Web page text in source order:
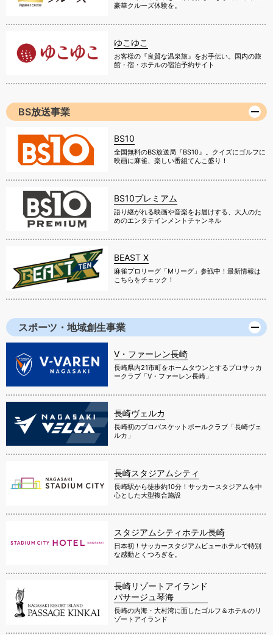
豪華クルーズ体験を。
ゆこゆこ
お客様の『良質な温泉旅』をお手伝い。国内の旅
館・宿・ホテルの宿泊予約サイト
BS放送事業
BS10
全国無料のBS放送局『BS10』。クイズにゴルフに
映画に麻雀、楽しい番組てんこ盛り！
BS10プレミアム
語り継がれる映画や音楽をお届けする、大人のた
めのエンタテインメントチャンネル
BEAST X
麻雀プロリーグ「Mリーグ」参戦中！最新情報は
こちらをチェック！
スポーツ・地域創生事業
V・ファーレン長崎
長崎県内21市町をホームタウンとするプロサッカ
ークラブ「V・ファーレン長崎」
長崎ヴェルカ
長崎初のプロバスケットボールクラブ「長崎ヴェ
ルカ」
長崎スタジアムシティ
長崎駅から徒歩約10分！サッカースタジアムを中
心とした大型複合施設
スタジアムシティホテル長崎
日本初！サッカースタジアムビューホテルで特別
な感動とくつろぎを。
長崎リゾートアイランド
パサージュ琴海
長崎の内海・大村湾に面したゴルフ＆ホテルのリ
ゾートアイランド